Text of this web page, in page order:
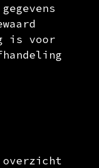
is voor